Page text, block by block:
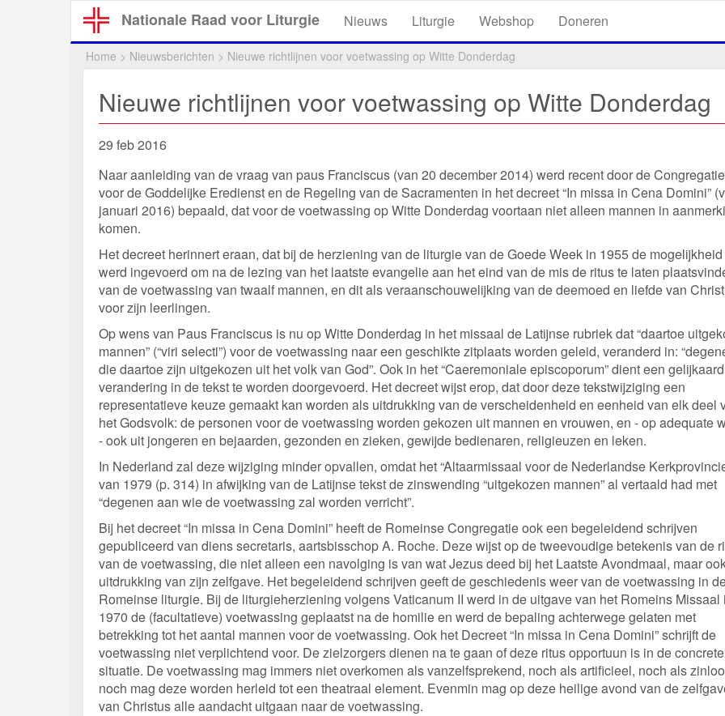
Nationale Raad voor Liturgie Nieuws Liturgie Webshop Doneren
Home > Nieuwsberichten > Nieuwe richtlijnen voor voetwassing op Witte Donderdag
Nieuwe richtlijnen voor voetwassing op Witte Donderdag
29 feb 2016
Naar aanleiding van de vraag van paus Franciscus (van 20 december 2014) werd recent door de Congregatie
voor de Goddelijke Eredienst en de Regeling van de Sacramenten in het decreet “In missa in Cena Domini”
januari 2016) bepaald, dat voor de voetwassing op Witte Donderdag voortaan niet alleen mannen in
komen.
Het decreet herinnert eraan, dat bij de herziening van de liturgie van de Goede Week in 1955 de mogelijkheid
werd ingevoerd om na de lezing van het laatste evangelie aan het eind van de mis de ritus te laten
van de voetwassing van twaalf mannen, en dit als veraanschouwelijking van de deemoed en liefde van
voor zijn leerlingen.
Op wens van Paus Franciscus is nu op Witte Donderdag in het missaal de Latijnse rubriek dat “daartoe
mannen” (“viri selecti”) voor de voetwassing naar een geschikte zitplaats worden geleid, veranderd in:
die daartoe zijn uitgekozen uit het volk van God”. Ook in het “Caeremoniale episcoporum” dient een
verandering in de tekst te worden doorgevoerd. Het decreet wijst erop, dat door deze tekstwijziging een
representatieve keuze gemaakt kan worden als uitdrukking van de verscheidenheid en eenheid van elk deel
het Godsvolk: de personen voor de voetwassing worden gekozen uit mannen en vrouwen, en - op adequate
- ook uit jongeren en bejaarden, gezonden en zieken, gewijde bedienaren, religieuzen en leken.
In Nederland zal deze wijziging minder opvallen, omdat het “Altaarmissaal voor de Nederlandse
van 1979 (p. 314) in afwijking van de Latijnse tekst de zinswending “uitgekozen mannen” al vertaald had met
“degenen aan wie de voetwassing zal worden verricht”.
Bij het decreet “In missa in Cena Domini” heeft de Romeinse Congregatie ook een begeleidend schrijven
gepubliceerd van diens secretaris, aartsbisschop A. Roche. Deze wijst op de tweevoudige betekenis van de
van de voetwassing, die niet alleen een navolging is van wat Jezus deed bij het Laatste Avondmaal, maar
uitdrukking van zijn zelfgave. Het begeleidend schrijven geeft de geschiedenis weer van de voetwassing in
Romeinse liturgie. Bij de liturgieherziening volgens Vaticanum II werd in de uitgave van het Romeins Missaal
1970 de (facultatieve) voetwassing geplaatst na de homilie en werd de bepaling achterwege gelaten met
betrekking tot het aantal mannen voor de voetwassing. Ook het Decreet “In missa in Cena Domini” schrijft de
voetwassing niet verplichtend voor. De zielzorgers dienen na te gaan of deze ritus opportuun is in de concrete
situatie. De voetwassing mag immers niet overkomen als vanzelfsprekend, noch als artificieel, noch als
noch mag deze worden herleid tot een theatraal element. Evenmin mag op deze heilige avond van de
van Christus alle aandacht uitgaan naar de voetwassing.